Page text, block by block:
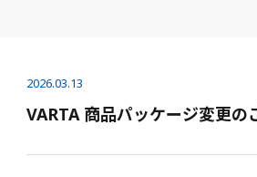
VARTA 商品パッケージ変更の
2026.03.13